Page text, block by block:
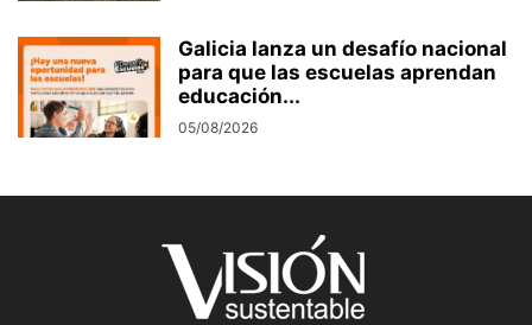
Galicia lanza un desafío nacional
para que las escuelas aprendan
educación...
05/08/2026